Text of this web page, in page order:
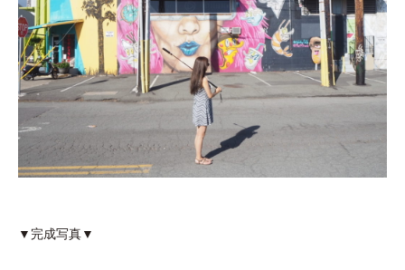
▼完成写真▼